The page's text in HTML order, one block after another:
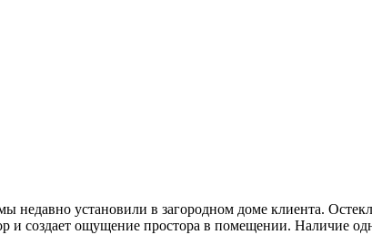
установили в загородном доме клиента.
и создает ощущение простора в помещении. Наличие